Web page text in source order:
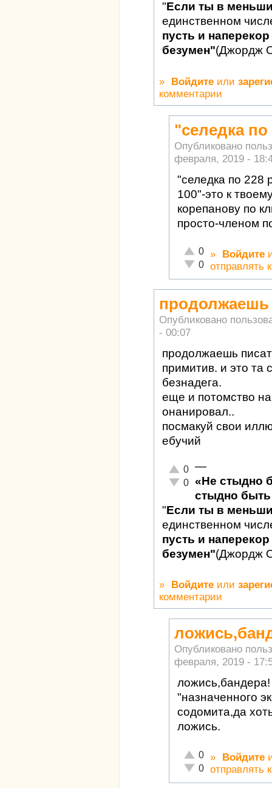
"Если ты в
единственном
пусть и
безумен"(Джордж
» Войдите или
комментарии
"селедка
Опубликовано
февраля, 2019 -
"селедка по 228
100"-это к
корепанову по
просто-членом
Отлично!
0
Неадекватно!
0
» Войдите
отправлять
продолжаешь
Опубликовано
- 00:07
продолжаешь
примитив. и это та
безнадега.
еще и потомство
онанировал..
посмакуй свои
ебучий
Отлично!
0
Неадекватно!
0
—
«Не стыдно
стыдно быть
"Если ты в
единственном
пусть и
безумен"(Джордж
» Войдите или
комментарии
Опубликовано
февраля, 2019 -
"назначенного
содомита,да
ложись.
Отлично!
0
Неадекватно!
0
» Войдите
отправлять